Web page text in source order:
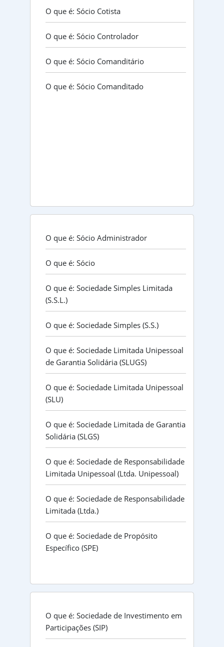
O que é: Sócio Cotista
O que é: Sócio Controlador
O que é: Sócio Comanditário
O que é: Sócio Comanditado
O que é: Sócio Administrador
O que é: Sócio
O que é: Sociedade Simples Limitada
(S.S.L.)
O que é: Sociedade Simples (S.S.)
O que é: Sociedade Limitada Unipessoal
de Garantia Solidária (SLUGS)
O que é: Sociedade Limitada Unipessoal
(SLU)
O que é: Sociedade Limitada de Garantia
Solidária (SLGS)
O que é: Sociedade de Responsabilidade
Limitada Unipessoal (Ltda. Unipessoal)
O que é: Sociedade de Responsabilidade
Limitada (Ltda.)
O que é: Sociedade de Propósito
Específico (SPE)
O que é: Sociedade de Investimento em
Participações (SIP)